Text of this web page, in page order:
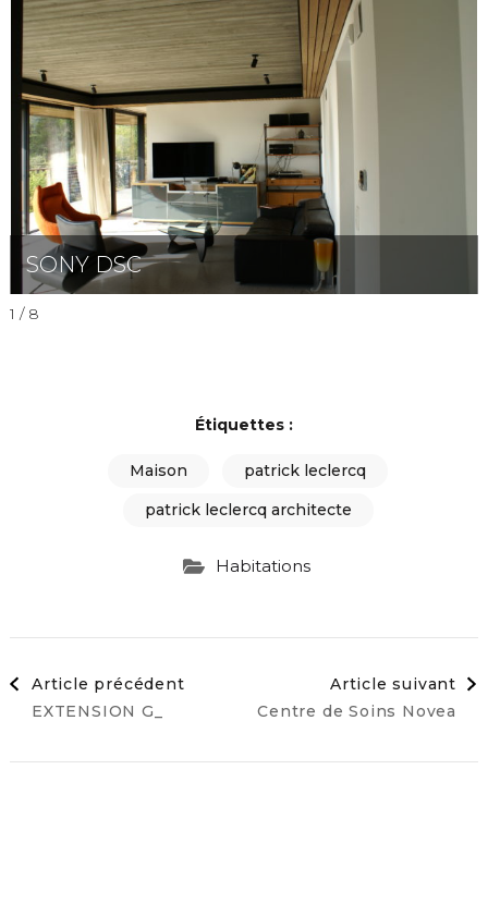
SONY DSC
1 / 8
Étiquettes :
Maison
patrick leclercq
patrick leclercq architecte
Habitations
Navigation
Article précédent
EXTENSION G_
Article suivant
Centre de Soins Novea